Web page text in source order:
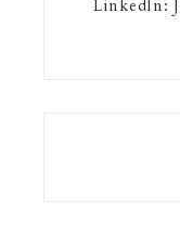
LinkedIn: